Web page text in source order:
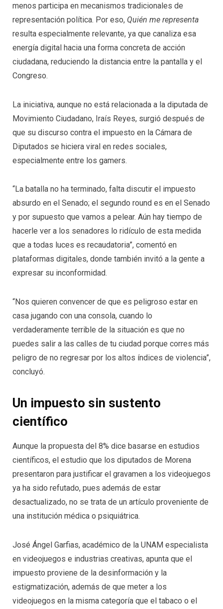
menos participa en mecanismos tradicionales de
representación política. Por eso, Quién me representa
resulta especialmente relevante, ya que canaliza esa
energía digital hacia una forma concreta de acción
ciudadana, reduciendo la distancia entre la pantalla y el
Congreso.
La iniciativa, aunque no está relacionada a la diputada de
Movimiento Ciudadano, Iraís Reyes, surgió después de
que su discurso contra el impuesto en la Cámara de
Diputados se hiciera viral en redes sociales,
especialmente entre los gamers.
“La batalla no ha terminado, falta discutir el impuesto
absurdo en el Senado; el segundo round es en el Senado
y por supuesto que vamos a pelear. Aún hay tiempo de
hacerle ver a los senadores lo ridículo de esta medida
que a todas luces es recaudatoria”, comentó en
plataformas digitales, donde también invitó a la gente a
expresar su inconformidad.
“Nos quieren convencer de que es peligroso estar en
casa jugando con una consola, cuando lo
verdaderamente terrible de la situación es que no
puedes salir a las calles de tu ciudad porque corres más
peligro de no regresar por los altos índices de violencia”,
concluyó.
Un impuesto sin sustento
científico
Aunque la propuesta del 8% dice basarse en estudios
científicos, el estudio que los diputados de Morena
presentaron para justificar el gravamen a los videojuegos
ya ha sido refutado, pues además de estar
desactualizado, no se trata de un artículo proveniente de
una institución médica o psiquiátrica.
José Ángel Garfias, académico de la UNAM especialista
en videojuegos e industrias creativas, apunta que el
impuesto proviene de la desinformación y la
estigmatización, además de que meter a los
videojuegos en la misma categoría que el tabaco o el